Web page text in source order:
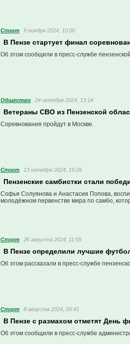
Спорт 9 ноября 2024, 10:00
В Пензе стартует финал
Об этом сообщили в пресс-службе
Общество 24 октября 2024, 13:14
Ветераны СВО из Пензенской
Соревнования пройдут в Москве.
Спорт 13 октября 2024, 15:26
Пензенские самбистки стали
Софья Солуянова и Анастасия Попова,
молодёжном первенстве мира по самбо,
Спорт 26 августа 2024, 11:55
В Пензе определили лучшие
Об этом рассказали в пресс-службе
Спорт 8 августа 2024, 09:41
В Пензе с размахом отметят День
Об этом сообщили в пресс-службе